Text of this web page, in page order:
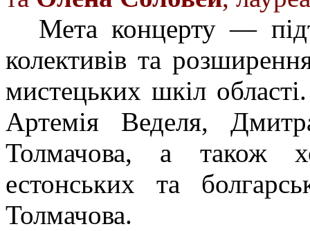
Мета концерту —
колективів та
мистецьких шкіл
Артемія Веделя,
Толмачова, а також
естонських та
Толмачова.